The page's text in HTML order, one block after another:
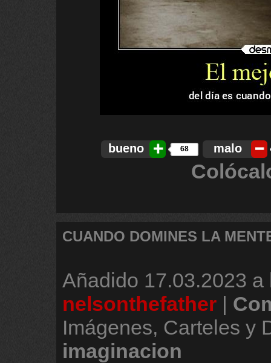
bueno 68 malo
CUANDO DOMINES LA
Añadido 17.03.2023 a
nelsonthefather |
Imágenes, Carteles y
imaginacion